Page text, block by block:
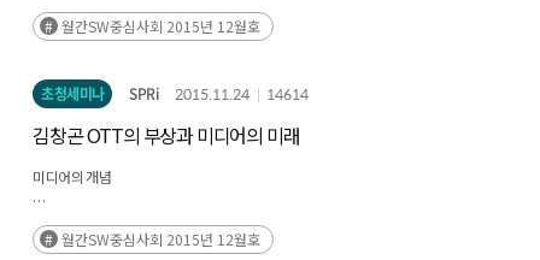
가능함
역사에서도 제도의 차이에 따른 성장과 쇠퇴를 확인할 수 있음
월간SW중심사회 2015년 12월호
초청세미나 SPRi 2015.11.24 14614
김창곤 OTT의 부상과 미디어의 미래
미디어의 개념
미디어는 메시지이며 인간의 확장된 의사소통의 도구
미디어는 출판미디어, 방송미디어, 인터넷 미디어로 구분됨
월간SW중심사회 2015년 12월호